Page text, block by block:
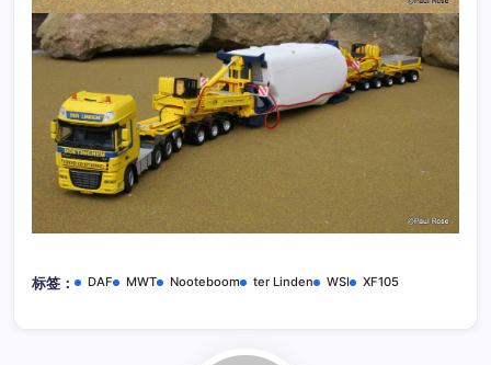
标签： DAF MWT Nooteboom ter Linden WSI XF105